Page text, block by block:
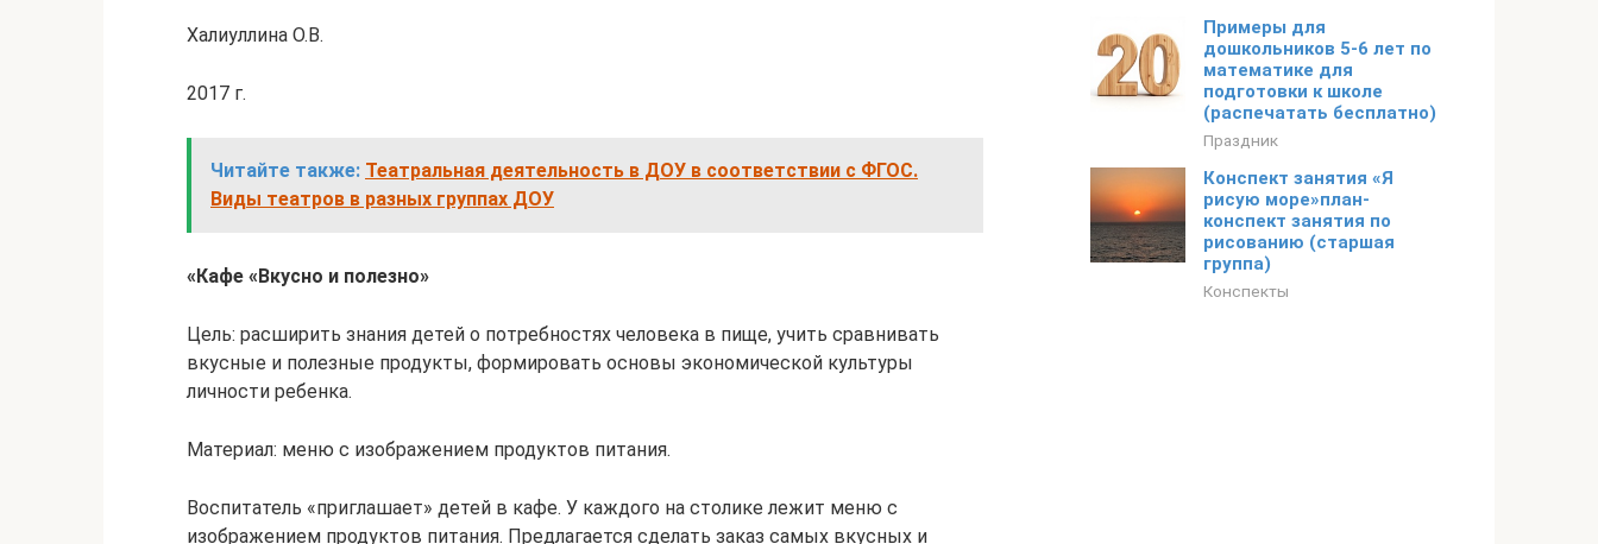
Халиуллина О.В.
2017 г.
Читайте также: Театральная деятельность в ДОУ в соответствии с ФГОС.
Виды театров в разных группах ДОУ
«Кафе «Вкусно и полезно»
Цель: расширить знания детей о потребностях человека в пище, учить сравнивать
вкусные и полезные продукты, формировать основы экономической культуры
личности ребенка.
Материал: меню с изображением продуктов питания.
Воспитатель «приглашает» детей в кафе. У каждого на столике лежит меню с
изображением продуктов питания. Предлагается сделать заказ самых вкусных и
Примеры для
дошкольников 5-6 лет по
математике для
подготовки к школе
(распечатать бесплатно)
Праздник
Конспект занятия «Я
рисую море»план-
конспект занятия по
рисованию (старшая
группа)
Конспекты